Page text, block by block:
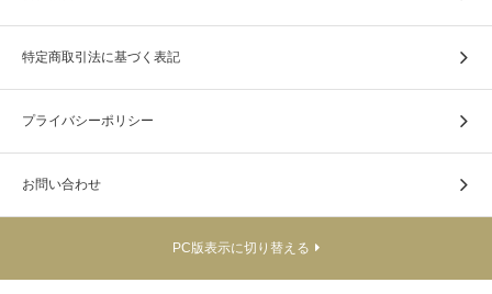
特定商取引法に基づく表記
プライバシーポリシー
お問い合わせ
PC版表示に切り替える